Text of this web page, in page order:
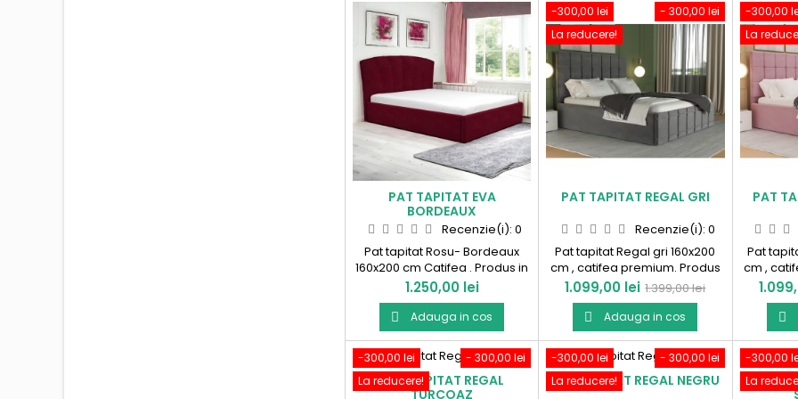
PAT TAPITAT EVA
BORDEAUX
Recenzie(i): 0
Pat tapitat Rosu- Bordeaux
160x200 cm Catifea . Produs in
Romania!
Pret
1.250,00 lei
 Adauga in cos
- 300,00 lei
-300,00 lei
La reducere!
PAT TAPITAT REGAL GRI
Recenzie(i): 0
Pat tapitat Regal gri 160x200
cm , catifea premium. Produs
in Romania !
Pret
1.099,00 lei Pret
de
baza
1.399,00 lei
 Adauga in cos
-300,00
La
PAT
Pat
cm ,
Pret

- 300,00 lei
-300,00 lei
La reducere!
PAT TAPITAT REGAL
TURCOAZ
- 300,00 lei
-300,00 lei
La reducere!
PAT TAPITAT REGAL NEGRU
-300,00
La
PAT